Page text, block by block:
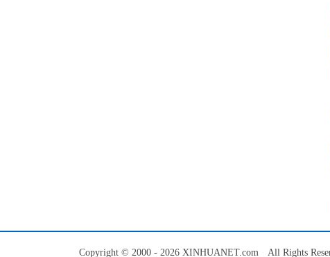
Copyright © 2000 - 2026 XINHUANET.com All Rights